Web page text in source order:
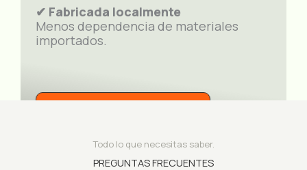
✔ Fabricada localmente
Menos dependencia de materiales
importados.
Todo lo que necesitas saber.
PREGUNTAS FRECUENTES